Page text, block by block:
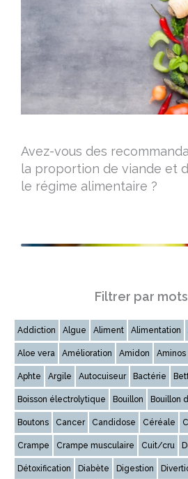
Avez-vous des
la proportion de viande et
le régime alimentaire ?
Filtrer par
Addiction Algue Aliment Alimentation
Aloe vera Amélioration Amidon
Aphte Argile Autocuiseur Bactérie
Boisson électrolytique Bouillon Bouillon
Boutons Cancer Candidose Céréale
Crampe Crampe musculaire Cuit/cru
Détoxification Diabète Digestion